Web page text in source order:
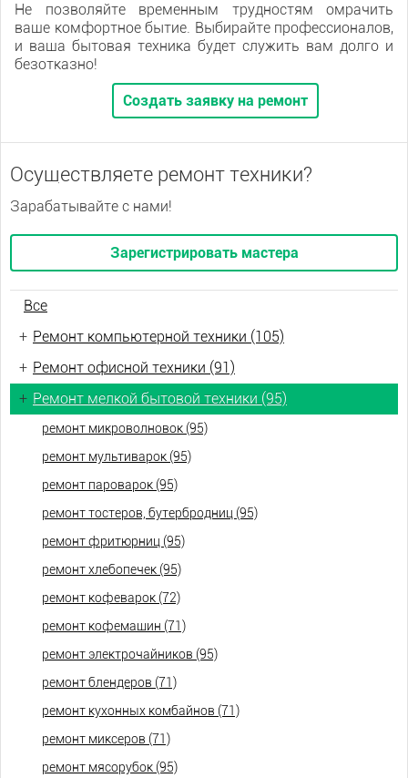
Не позволяйте временным трудностям омрачить
ваше комфортное бытие. Выбирайте профессионалов,
и ваша бытовая техника будет служить вам долго и
безотказно!
Создать заявку на ремонт
Осуществляете ремонт техники?
Зарабатывайте с нами!
Зарегистрировать мастера
Все
+ Ремонт компьютерной техники (105)
+ Ремонт офисной техники (91)
+ Ремонт мелкой бытовой техники (95)
ремонт микроволновок (95)
ремонт мультиварок (95)
ремонт пароварок (95)
ремонт тостеров, бутербродниц (95)
ремонт фритюрниц (95)
ремонт хлебопечек (95)
ремонт кофеварок (72)
ремонт кофемашин (71)
ремонт электрочайников (95)
ремонт блендеров (71)
ремонт кухонных комбайнов (71)
ремонт миксеров (71)
ремонт мясорубок (95)